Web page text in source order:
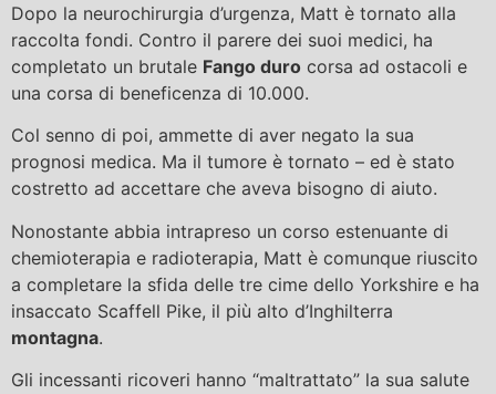
Dopo la neurochirurgia d’urgenza, Matt è tornato alla
raccolta fondi. Contro il parere dei suoi medici, ha
completato un brutale Fango duro corsa ad ostacoli e
una corsa di beneficenza di 10.000.
Col senno di poi, ammette di aver negato la sua
prognosi medica. Ma il tumore è tornato – ed è stato
costretto ad accettare che aveva bisogno di aiuto.
Nonostante abbia intrapreso un corso estenuante di
chemioterapia e radioterapia, Matt è comunque riuscito
a completare la sfida delle tre cime dello Yorkshire e ha
insaccato Scaffell Pike, il più alto d’Inghilterra
montagna.
Gli incessanti ricoveri hanno “maltrattato” la sua salute